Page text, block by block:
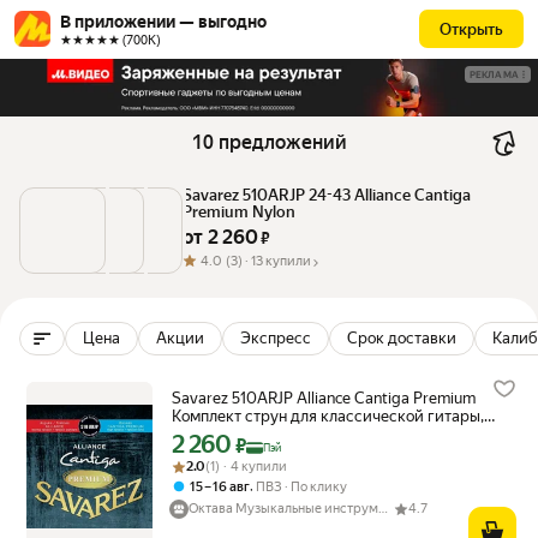
В приложении — выгодно
★★★★★ (700К)
Открыть
РЕКЛАМА
10 предложений
Savarez 510ARJP 24-43 Alliance Cantiga
Premium Nylon
от 2 260 ₽
4.0 (3) · 13 купили
Цена Акции Экспресс Срок доставки
Savarez 510ARJP Alliance Cantiga Premium
Комплект струн для классической гитары,
смешанное натяжение
Цена с картой Яндекс Пэй 2260 ₽ вместо
2 260 ₽ Пэй
Рейтинг товара: 2.0 из 5
Оценок: (1) · 4 купили
2.0(1) · 4 купили
15 – 16 авг, ПВЗ
По клику
Октава Музыкальные инструменты
4.7